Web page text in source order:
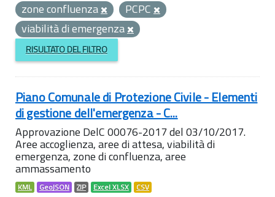
zone confluenza
PCPC
viabilità di emergenza
RISULTATO DEL FILTRO
Piano Comunale di Protezione Civile - Elementi
di gestione dell'emergenza - C...
Approvazione DelC 00076-2017 del 03/10/2017.
Aree accoglienza, aree di attesa, viabilità di
emergenza, zone di confluenza, aree
ammassamento
KML GeoJSON ZIP Excel XLSX CSV